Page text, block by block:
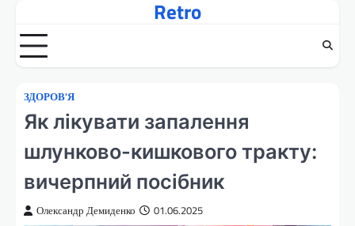
вмісту
Retro
ЗДОРОВ'Я
Як лікувати запалення
шлунково-кишкового тракту:
вичерпний посібник
Олександр Демиденко 01.06.2025